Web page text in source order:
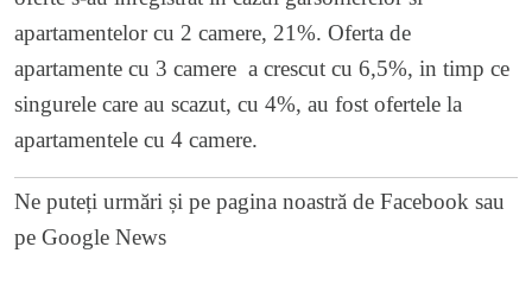
apartamentelor cu 2 camere, 21%. Oferta de
apartamente cu 3 camere a crescut cu 6,5%, in timp ce
singurele care au scazut, cu 4%, au fost ofertele la
apartamentele cu 4 camere.
Ne puteți urmări și pe pagina noastră de Facebook sau
pe Google News